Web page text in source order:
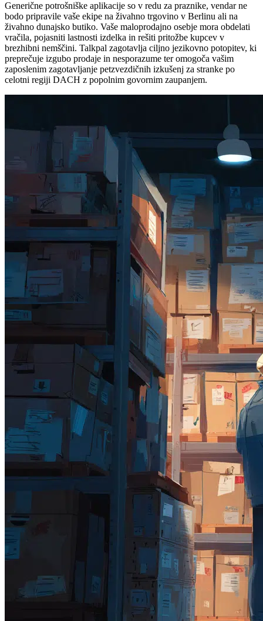
Generične potrošniške aplikacije so v redu za praznike, vendar ne
bodo pripravile vaše ekipe na živahno trgovino v Berlinu ali na
živahno dunajsko butiko. Vaše maloprodajno osebje mora obdelati
vračila, pojasniti lastnosti izdelka in rešiti pritožbe kupcev v
brezhibni nemščini. Talkpal zagotavlja ciljno jezikovno potopitev, ki
preprečuje izgubo prodaje in nesporazume ter omogoča vašim
zaposlenim zagotavljanje petzvezdičnih izkušenj za stranke po
celotni regiji DACH z popolnim govornim zaupanjem.